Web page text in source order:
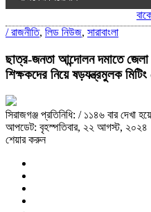
/রাজনীতি, লিড নিউজ, সারাবাংলা
ছাত্র-জনতা আন্দোলন দমাতে
শিক্ষকদের নিয়ে ষড়যন্ত্রমুলক
সিরাজগঞ্জ প্রতিনিধি: / ১১৪৬ বার দেখা
আপডেট: বৃহস্পতিবার, ২২ আগস্ট, ২০২৪
শেয়ার করুন